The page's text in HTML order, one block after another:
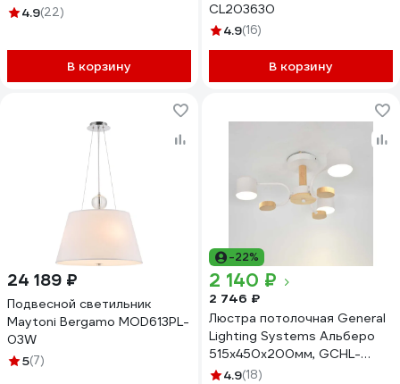
4.9(22)
В корзину
CL203630
4.9(16)
В корзину
24 189 ₽
Подвесной светильник
Maytoni Bergamo MOD613PL-
03W
5(7)
-22%
2 140 ₽
2 746 ₽
Люстра потолочная General
Lighting Systems Альберо
515х450х200мм, GCHL-
3GX53-M, под 3 лампы GX53
4.9(18)